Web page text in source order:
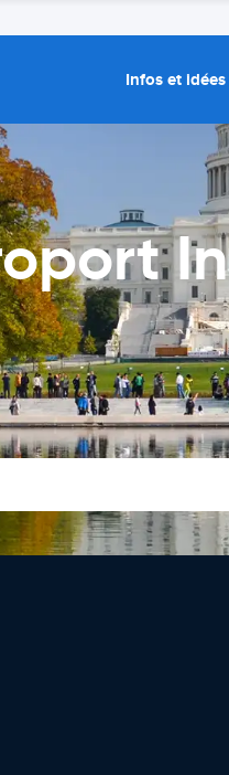
Infos et